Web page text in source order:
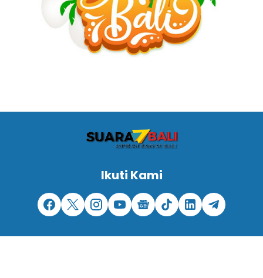
Ikuti Kami
REDAKSI -PEDOMAN MEDIA SIBER -DISCLAIMER -